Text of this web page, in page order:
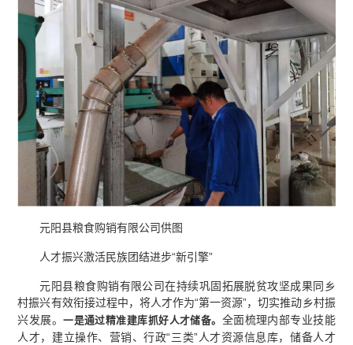
元阳县粮食购销有限公司供图
人才振兴激活民族团结进步“新引擎”
元阳县粮食购销有限公司在持续巩固拓展脱贫攻坚成果同乡
村振兴有效衔接过程中，将人才作为“第一资源”，切实推动乡村振
兴发展。一是通过精准建库抓好人才储备。 全面梳理内部专业技能
人才，建立操作、营销、行政“三类”人才资源信息库，储备人才